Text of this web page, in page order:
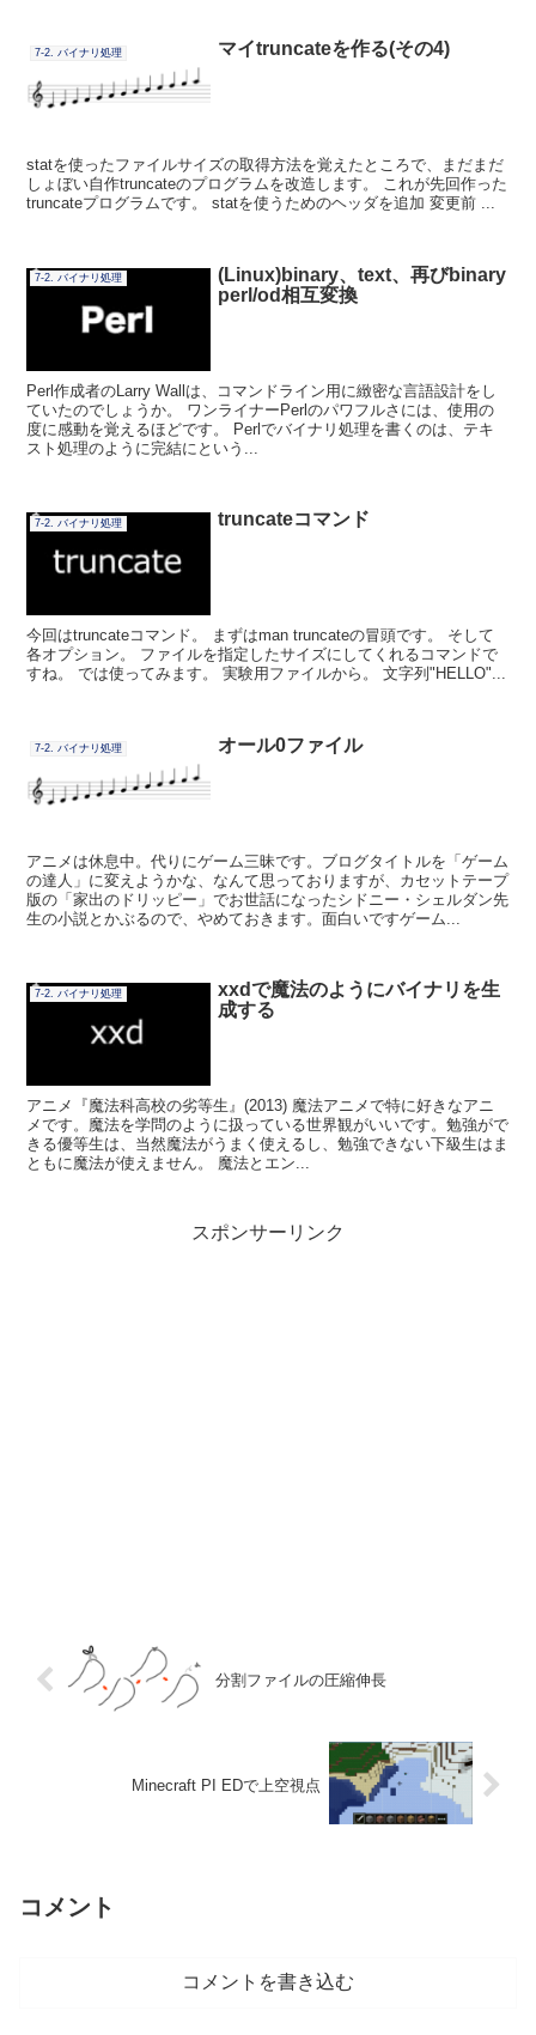
7-2. バイナリ処理 マイtruncateを作る(その4)
statを使ったファイルサイズの取得方法を覚えたところで、まだまだ
しょぼい自作truncateのプログラムを改造します。 これが先回作った
truncateプログラムです。 statを使うためのヘッダを追加 変更前 ...
7-2. バイナリ処理
(Linux)binary、text、再びbinary
perl/od相互変換
Perl作成者のLarry Wallは、コマンドライン用に緻密な言語設計をし
ていたのでしょうか。 ワンライナーPerlのパワフルさには、使用の
度に感動を覚えるほどです。 Perlでバイナリ処理を書くのは、テキ
スト処理のように完結にという...
7-2. バイナリ処理 truncateコマンド
今回はtruncateコマンド。 まずはman truncateの冒頭です。 そして
各オプション。 ファイルを指定したサイズにしてくれるコマンドで
すね。 では使ってみます。 実験用ファイルから。 文字列"HELLO"...
7-2. バイナリ処理 オール0ファイル
アニメは休息中。代りにゲーム三昧です。ブログタイトルを「ゲーム
の達人」に変えようかな、なんて思っておりますが、カセットテープ
版の「家出のドリッピー」でお世話になったシドニー・シェルダン先
生の小説とかぶるので、やめておきます。面白いですゲーム...
7-2. バイナリ処理
xxdで魔法のようにバイナリを生
成する
アニメ『魔法科高校の劣等生』(2013) 魔法アニメで特に好きなアニ
メです。魔法を学問のように扱っている世界観がいいです。勉強がで
きる優等生は、当然魔法がうまく使えるし、勉強できない下級生はま
ともに魔法が使えません。 魔法とエン...
スポンサーリンク
分割ファイルの圧縮伸長
Minecraft PI EDで上空視点
コメント
コメントを書き込む